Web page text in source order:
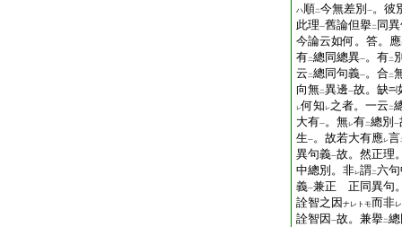
ハ順二今無差別 一。彼
此理一舊論但擧二 同
今論云如何。答。應
有二總同總異一。有二
云 二總同句義一。合二
向無二異邊一故。缺
レ何知 レ之者。一云 二
大有一。無レ有二總別 一
生一。故若大有應レ言
異句義一故。然正理
中總別。非レ謂二六
義一兼正 正同異句
詮智之因 ナレトモ而非
詮智因 一故。兼擧二